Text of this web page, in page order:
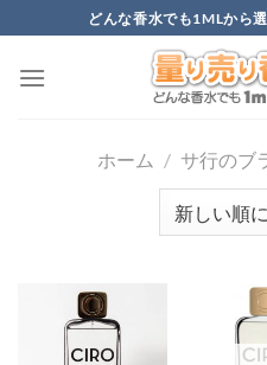
to
content
どんな香水でも1MLから
ホーム / サ行のブ